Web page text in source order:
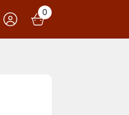
0